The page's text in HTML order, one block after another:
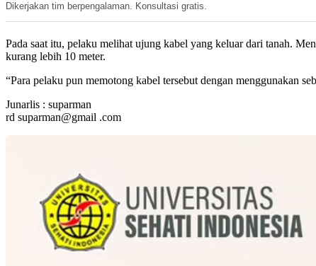
Dikerjakan tim berpengalaman. Konsultasi gratis.
Pada saat itu, pelaku melihat ujung kabel yang keluar dari tanah.
kurang lebih 10 meter.
“Para pelaku pun memotong kabel tersebut dengan menggunakan
Junarlis : suparman
rd suparman@gmail .com